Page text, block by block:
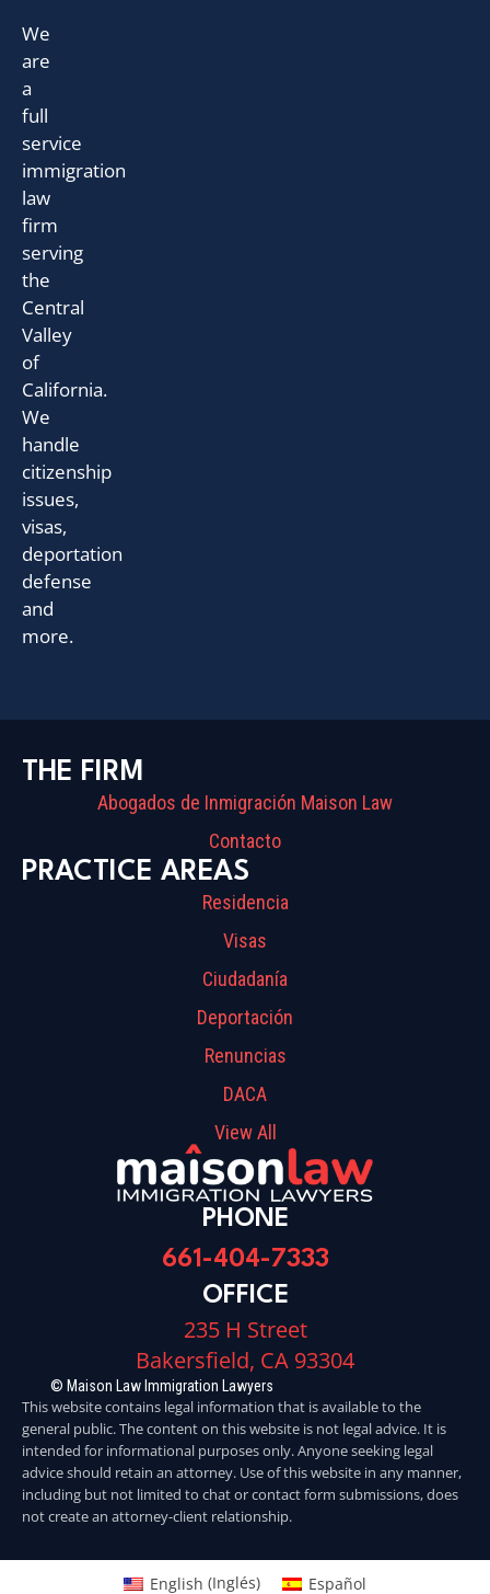
We
are
a
full
service
immigration
law
firm
serving
the
Central
Valley
of
California.
We
handle
citizenship
issues,
visas,
deportation
defense
and
more.
PHONE
661-404-7333
OFFICE
235 H Street
Bakersfield, CA 93304
© Maison Law Immigration Lawyers
PRACTICE AREAS
Residencia
Visas
Ciudadanía
Deportación
Renuncias
DACA
View All
THE FIRM
Abogados de Inmigración Maison Law
Contacto
This website contains legal information that is available to the
general public. The content on this website is not legal advice. It is
intended for informational purposes only. Anyone seeking legal
advice should retain an attorney. Use of this website in any manner,
including but not limited to chat or contact form submissions, does
not create an attorney-client relationship.
English (Inglés) Español